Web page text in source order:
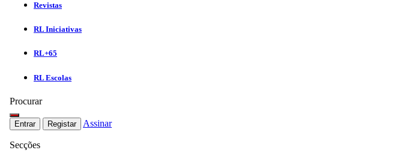
Revistas
RL Iniciativas
RL+65
RL Escolas
Procurar
Entrar Registar Assinar
Secções